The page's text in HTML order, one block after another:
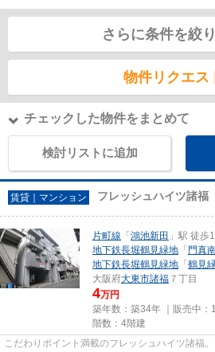
さらに条件を絞
物件リクエス
チェックした物件をまとめて
検討リストに追加
賃貸｜マンション フレッシュハイツ諸福
片町線 「 鴻池新田 」駅 徒歩
地下鉄長堀鶴見緑地 「 門真
地下鉄長堀鶴見緑地 「 鶴見
大阪府大東市諸福 ７丁目
4万円
築年数：築34年 ｜販売中：
階数：4階建
こだわりポイント満載のフレッシュハイツ諸福